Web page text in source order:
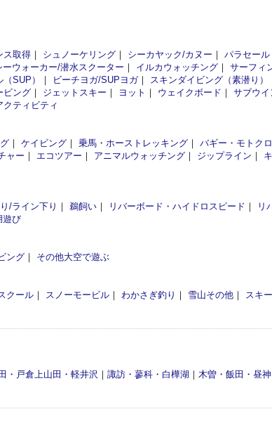
ス取得 ｜ シュノーケリング ｜ シーカヤック/カヌー ｜ パラセール
ーウォーカー/潜水スクーター ｜ イルカウォッチング ｜ サーフィ
SUP） ｜ ビーチヨガ/SUPヨガ｜ スキンダイビング（素潜り）
ビング ｜ ジェットスキー ｜ ヨット ｜ ウェイクボード ｜ サブウイ
クティビティ
｜ ケイビング ｜ 乗馬・ホーストレッキング ｜ バギー・モトク
ャー ｜ エコツアー ｜ アニマルウォッチング ｜ ジップライン ｜
/ライン下り ｜ 鵜飼い ｜ リバーボード・ハイドロスピード ｜ リ
遊び
ング ｜ その他大空で遊ぶ
クール ｜ スノーモービル ｜ わかさぎ釣り ｜ 雪山その他 ｜ スキ
田・戸倉上山田・軽井沢 ｜ 諏訪・蓼科・白樺湖 ｜ 木曽・飯田・昼神